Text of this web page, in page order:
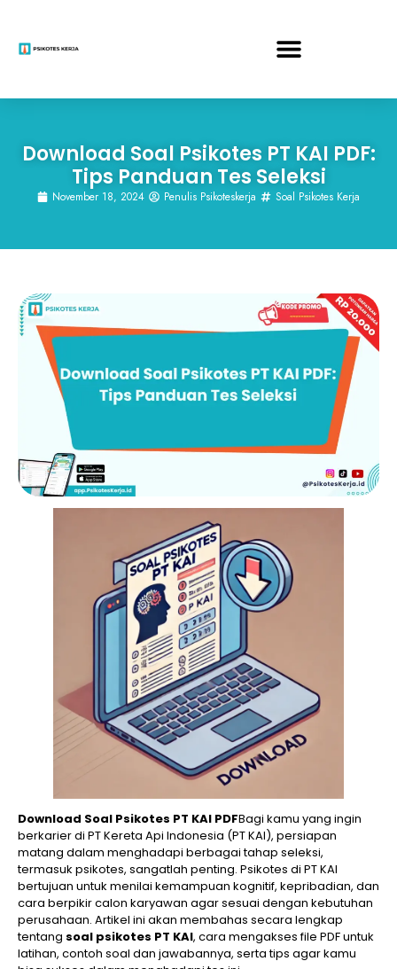
Download Soal Psikotes PT KAI PDF:
Tips Panduan Tes Seleksi
November 18, 2024 Penulis Psikoteskerja Soal Psikotes Kerja
Download Soal Psikotes PT KAI PDFBagi kamu yang ingin
berkarier di PT Kereta Api Indonesia (PT KAI), persiapan
matang dalam menghadapi berbagai tahap seleksi,
termasuk psikotes, sangatlah penting. Psikotes di PT KAI
bertujuan untuk menilai kemampuan kognitif, kepribadian, dan
cara berpikir calon karyawan agar sesuai dengan kebutuhan
perusahaan. Artikel ini akan membahas secara lengkap
tentang soal psikotes PT KAI, cara mengakses file PDF untuk
latihan, contoh soal dan jawabannya, serta tips agar kamu